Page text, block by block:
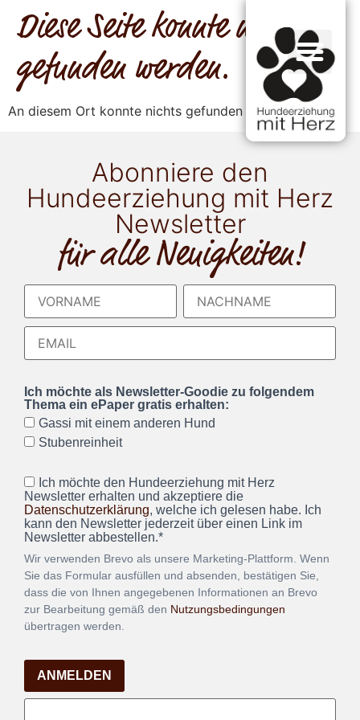
Diese Seite konnte nicht
gefunden werden.
An diesem Ort konnte nichts gefunden werden.
Abonniere den
Hundeerziehung mit Herz
Newsletter
für alle Neuigkeiten!
Ich möchte als Newsletter-Goodie zu folgendem
Thema ein ePaper gratis erhalten:
Gassi mit einem anderen Hund
Stubenreinheit
Ich möchte den Hundeerziehung mit Herz
Newsletter erhalten und akzeptiere die
Datenschutzerklärung, welche ich gelesen habe. Ich
kann den Newsletter jederzeit über einen Link im
Newsletter abbestellen.*
Wir verwenden Brevo als unsere Marketing-Plattform. Wenn
Sie das Formular ausfüllen und absenden, bestätigen Sie,
dass die von Ihnen angegebenen Informationen an Brevo
zur Bearbeitung gemäß den Nutzungsbedingungen
übertragen werden.
ANMELDEN